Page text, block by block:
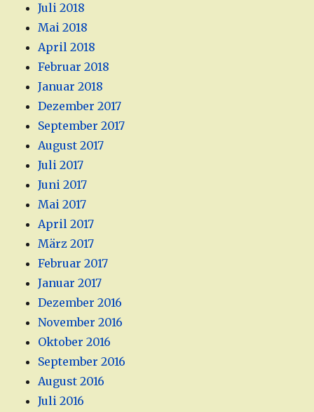
Juli 2018
Mai 2018
April 2018
Februar 2018
Januar 2018
Dezember 2017
September 2017
August 2017
Juli 2017
Juni 2017
Mai 2017
April 2017
März 2017
Februar 2017
Januar 2017
Dezember 2016
November 2016
Oktober 2016
September 2016
August 2016
Juli 2016